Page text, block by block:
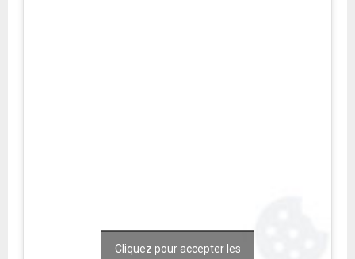
Cliquez pour accepter les